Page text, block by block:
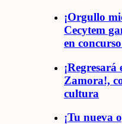
¡Orgullo
Cecytem
en
Zamora!,
cultura
¡Tu nueva